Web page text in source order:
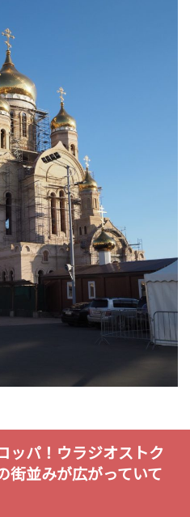
ッパ！ウラジオストク
街並みが広がっていて